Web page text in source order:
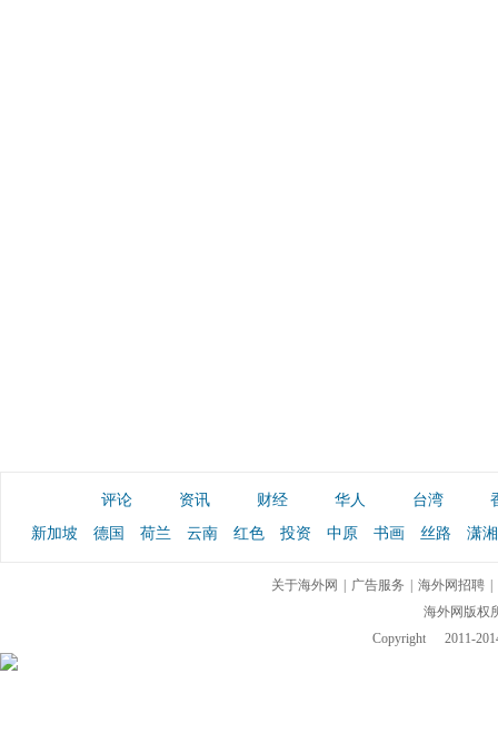
评论 资讯 财经 华人 台湾
新加坡
德国 荷兰 云南 红色 投资 中原 书画 丝路 潇湘
关于海外网 广告服务 海外网招聘
海外网版权
Copyright
2011-